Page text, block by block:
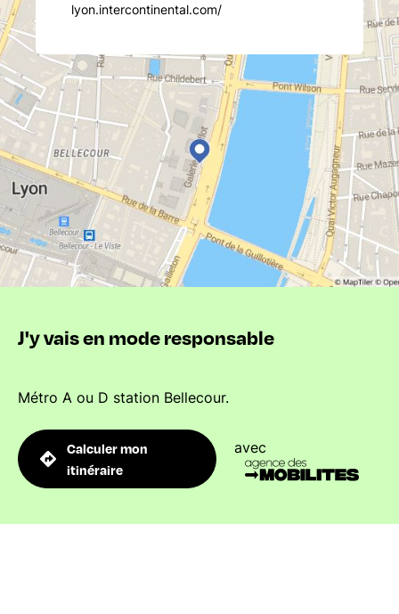
lyon.intercontinental.com/
J'y vais en mode responsable
Métro A ou D station Bellecour.
Calculer mon
itinéraire
avec